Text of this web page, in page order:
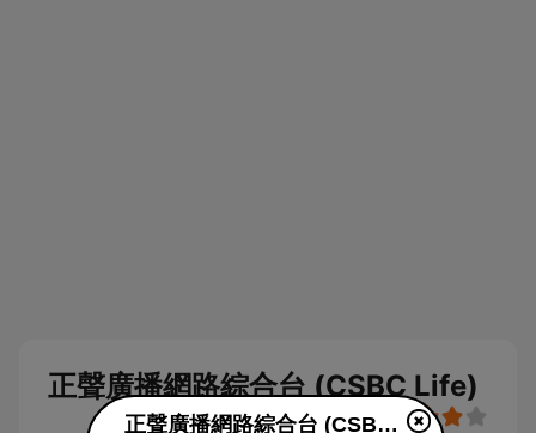
正聲廣播網路綜合台 (CSBC Life)
正聲廣播網路綜合台 (CSBC Life) live